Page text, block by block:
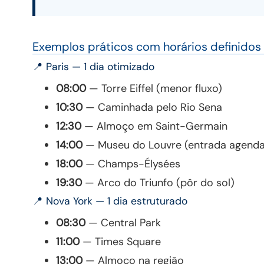
Exemplos práticos com horários definidos
📍 Paris — 1 dia otimizado
08:00— Torre Eiffel (menor fluxo)
10:30— Caminhada pelo Rio Sena
12:30— Almoço em Saint-Germain
14:00— Museu do Louvre (entrada
18:00— Champs-Élysées
19:30— Arco do Triunfo (pôr do sol)
📍 Nova York — 1 dia estruturado
08:30— Central Park
11:00— Times Square
13:00— Almoço na região